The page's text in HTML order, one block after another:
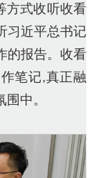
方式收听收看
习近平总书记
的报告。收看
笔记,真正融
中。